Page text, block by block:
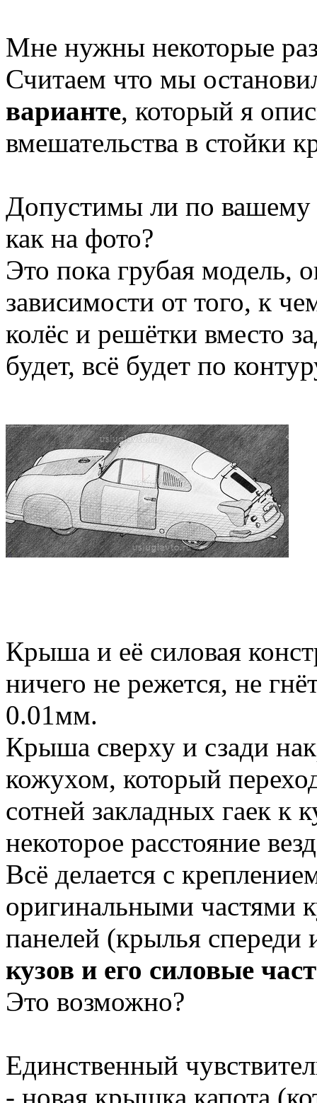
Мне нужны некоторые
Считаем что мы
варианте, который я
вмешательства в стойки
Допустимы ли по вашему
как на фото?
Это пока грубая модель,
зависимости от того, к
колёс и решётки вместо
будет, всё будет по
Крыша и её силовая
ничего не режется, не
0.01мм.
Крыша сверху и сзади
кожухом, который
сотней закладных гаек к
некоторое расстояние
Всё делается с
оригинальными частями
панелей (крылья спереди
кузов и его силовые
Это возможно?
Единственный